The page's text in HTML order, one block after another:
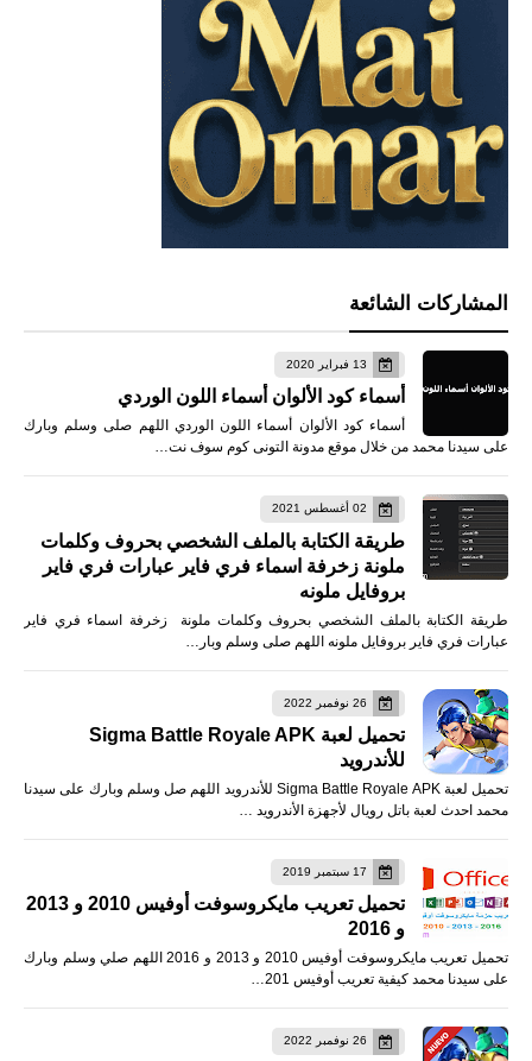
المشاركات الشائعة
13 فبراير 2020
أسماء كود الألوان أسماء اللون الوردي
أسماء كود الألوان أسماء اللون الوردي اللهم صلى وسلم وبارك
على سيدنا محمد من خلال موقع مدونة التونى كوم سوف نت…
02 أغسطس 2021
طريقة الكتابة بالملف الشخصي بحروف وكلمات
ملونة زخرفة اسماء فري فاير عبارات فري فاير
بروفايل ملونه
طريقة الكتابة بالملف الشخصي بحروف وكلمات ملونة زخرفة اسماء فري فاير
عبارات فري فاير بروفايل ملونه اللهم صلى وسلم وبار…
26 نوفمبر 2022
تحميل لعبة Sigma Battle Royale APK
للأندرويد
تحميل لعبة Sigma Battle Royale APK للأندرويد اللهم صل وسلم وبارك على سيدنا
محمد احدث لعبة باتل رويال لأجهزة الأندرويد …
17 سبتمبر 2019
تحميل تعريب مايكروسوفت أوفيس 2010 و 2013
و 2016
تحميل تعريب مايكروسوفت أوفيس 2010 و 2013 و 2016 اللهم صلي وسلم وبارك
على سيدنا محمد كيفية تعريب أوفيس 201…
26 نوفمبر 2022